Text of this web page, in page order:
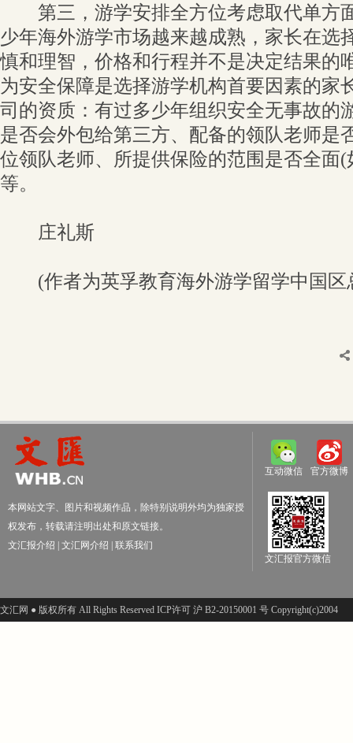
第三，游学安排全方位考虑取代单方
少年海外游学市场越来越成熟，家长在选
慎和理智，价格和行程并不是决定结果的
为安全保障是选择游学机构首要因素的家
司的资质：有过多少年组织安全无事故的
是否会外包给第三方、配备的领队老师是
位领队老师、所提供保险的范围是否全面
等。
庄礼斯
(作者为英孚教育海外游学留学中国区
本网站文字、图片和视频作品，除特别说明外均为独家授
权发布，转载请注明出处和原文链接。
文汇报介绍
文汇网介绍 联系我们
互动微信 官方微博
文汇报官方微信
文汇网 ● 版权所有 All Rights Reserved ICP许可 沪 B2-20150001 号 Copyright(c)2004